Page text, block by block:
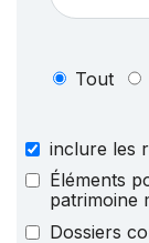
Tout
inclure les
Éléments
patrimoine
Dossiers